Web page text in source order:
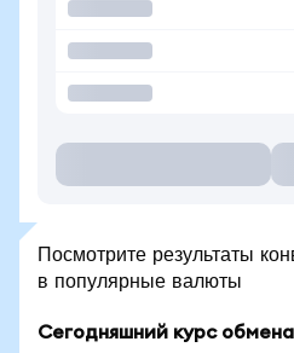
Посмотрите результаты
в популярные валюты
Сегодняшний курс